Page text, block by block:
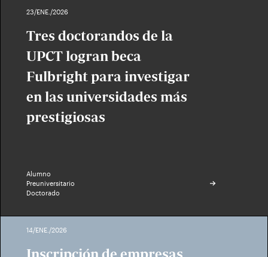
23/ENE./2026
Tres doctorandos de la
UPCT logran beca
Fulbright para investigar
en las universidades más
prestigiosas
Alumno
Preuniversitario
Doctorado
14/ENE./2026